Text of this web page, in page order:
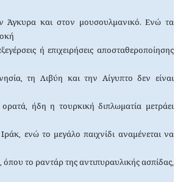
Άγκυρα και στον μουσουλμανικό. Ενώ τα
ή επιχειρήσεις αποσταθεροποίησης
τη Λιβύη και την Αίγυπτο δεν είναι
ορατά, ήδη η τουρκική διπλωματία μετράει
ενώ το μεγάλο παιχνίδι αναμένεται να
όπου το ραντάρ της αντιπυραυλικής ασπίδας,